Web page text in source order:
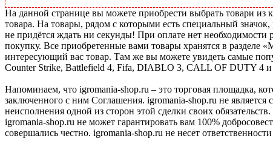
На данной странице вы можете приобрести выбрать товари из
товара. На товары, рядом с которыми есть специальный
не придётся ждать ни секунды! При оплате нет необходимости
покупку. Все приобретенные вами товары хранятся в
интересующий вас товар. Там же вы можете увидеть самые
Counter Strike, Battlefield 4, Fifa, DIABLO 3, CALL OF DUTY 4 и
Напоминаем, что igromania-shop.ru – это торговая площадка,
заключенного с ним Соглашения. igromania-shop.ru не
неисполнения одной из сторон этой сделки своих
igromania-shop.ru не может гарантировать вам 100%
совершались честно. igromania-shop.ru не несет